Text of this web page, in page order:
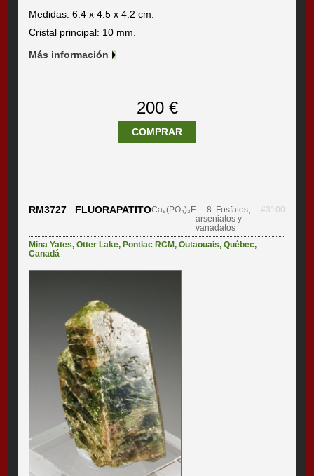
Medidas: 6.4 x 4.5 x 4.2 cm.
Cristal principal: 10 mm.
Más información
200 €
COMPRAR
RM3727 FLUORAPATITOCa₅(PO₄)₃F - 8. Fosfatos,
arseniatos y
vanadatos
#3100
Mina Yates,Otter Lake, Pontiac RCM,Outaouais,Québec,
Canadá